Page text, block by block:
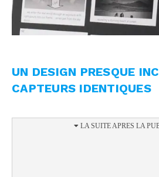
UN DESIGN PRESQUE
CAPTEURS IDENTIQUES